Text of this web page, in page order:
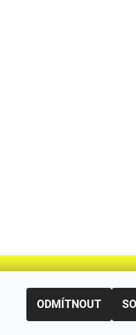
Původní eshop rulik.cz
ODMÍTNOUT